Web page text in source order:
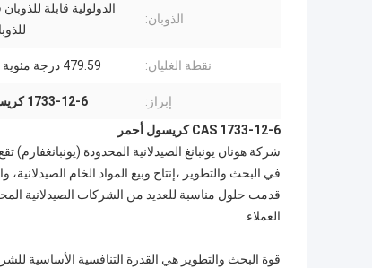
الذوبان:
الدولولية قابلة
نقطة الغليان: 479.59 درجة مئوية (تقدير تقريبي)
إبراز: 1733-12-6 كريسول الأحمر
CAS 1733-12-6 كريسول أحمر
شركة هونان يونبانغ الصيدلانية المحدودة (يونبانغفارم)
قدمت حلول مناسبة للعديد من الشركات الصيدلانية
العملاء.
قوة البحث والتطوير هي القدرة التنافسية الأساسية